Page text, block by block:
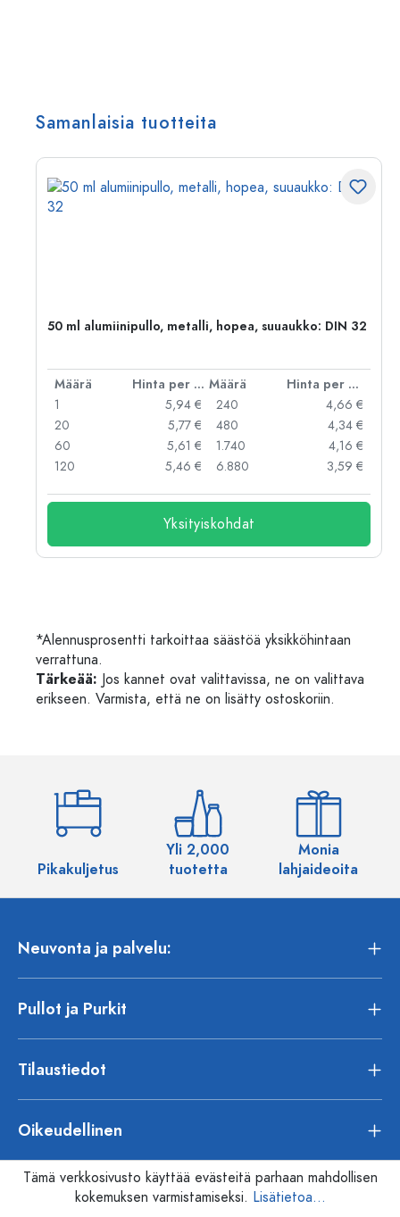
Samanlaisia tuotteita
50 ml alumiinipullo, metalli, hopea, suuaukko: DIN 32
Määrä Hinta per kpl Määrä
Hinta per kpl
1
5,94 €
20
5,77 €
60
5,61 €
120
5,46 €
240
4,66 €
480
4,34 €
1.740
4,16 €
6.880
3,59 €
Yksityiskohdat
*Alennusprosentti tarkoittaa säästöä yksikköhintaan
verrattuna.
Tärkeää: Jos kannet ovat valittavissa, ne on valittava
erikseen. Varmista, että ne on lisätty ostoskoriin.
Pikakuljetus
Yli 2,000
tuotetta
Monia
lahjaideoita
Neuvonta ja palvelu:
Pullot ja Purkit
Tilaustiedot
Oikeudellinen
Tämä verkkosivusto käyttää evästeitä parhaan mahdollisen
kokemuksen varmistamiseksi. Lisätietoa...